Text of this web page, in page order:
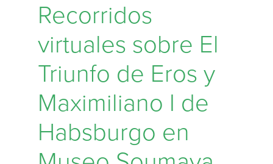
Recorridos
virtuales sobre El
Triunfo de Eros y
Maximiliano I de
Habsburgo en